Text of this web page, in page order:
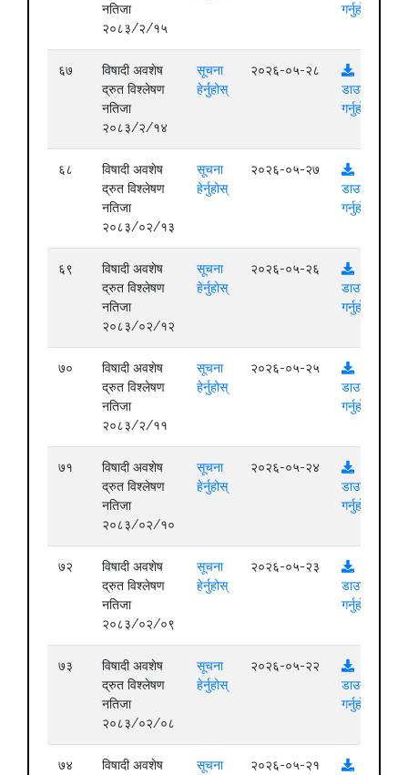
नतिजा
२०८३/२/१५
गर्नुहोस्
६७
विषादी अवशेष
द्रुत विश्लेषण
नतिजा
२०८३/२/१४
सूचना
हेर्नुहोस्
२०२६-०५-२८
डाउनलोड
गर्नुहोस्
६८
विषादी अवशेष
द्रुत विश्लेषण
नतिजा
२०८३/०२/१३
सूचना
हेर्नुहोस्
२०२६-०५-२७
डाउनलोड
गर्नुहोस्
६९
विषादी अवशेष
द्रुत विश्लेषण
नतिजा
२०८३/०२/१२
सूचना
हेर्नुहोस्
२०२६-०५-२६
डाउनलोड
गर्नुहोस्
७०
विषादी अवशेष
द्रुत विश्लेषण
नतिजा
२०८३/२/११
सूचना
हेर्नुहोस्
२०२६-०५-२५
डाउनलोड
गर्नुहोस्
७१
विषादी अवशेष
द्रुत विश्लेषण
नतिजा
२०८३/०२/१०
सूचना
हेर्नुहोस्
२०२६-०५-२४
डाउनलोड
गर्नुहोस्
७२
विषादी अवशेष
द्रुत विश्लेषण
नतिजा
२०८३/०२/०९
सूचना
हेर्नुहोस्
२०२६-०५-२३
डाउनलोड
गर्नुहोस्
७३
विषादी अवशेष
द्रुत विश्लेषण
नतिजा
२०८३/०२/०८
सूचना
हेर्नुहोस्
२०२६-०५-२२
डाउनलोड
गर्नुहोस्
७४
विषादी अवशेष
सूचना
२०२६-०५-२१